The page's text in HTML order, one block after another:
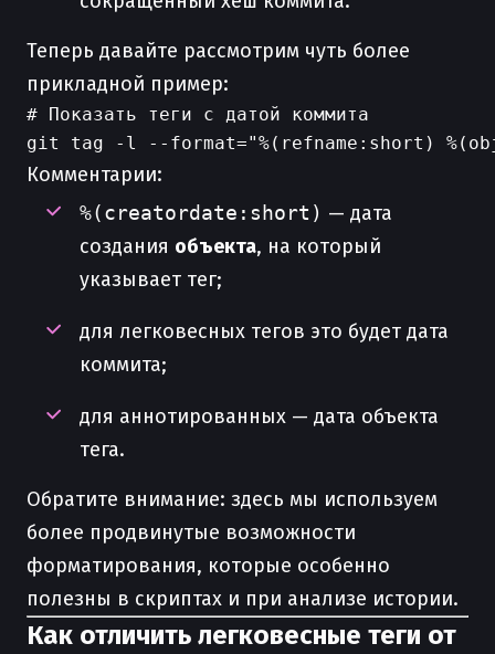
Теперь давайте рассмотрим чуть более
прикладной пример:
# Показать теги с датой коммита
Комментарии:
%(creatordate:short) — дата
создания объекта, на который
указывает тег;
для легковесных тегов это будет дата
коммита;
для аннотированных — дата объекта
тега.
Обратите внимание: здесь мы используем
более продвинутые возможности
форматирования, которые особенно
полезны в скриптах и при анализе истории.
Как отличить легковесные теги от